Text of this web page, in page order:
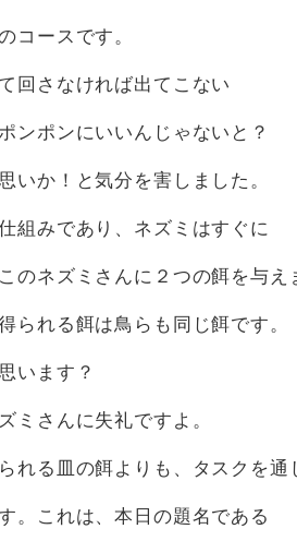
コースです。
回さなければ出てこない
ンポンにいいんじゃないと？
いか！と気分を害しました。
組みであり、ネズミはすぐに
ネズミさんに２つの餌を与え
られる餌は鳥らも同じ餌です。
います？
ミさんに失礼ですよ。
れる皿の餌よりも、タスクを通
。これは、本日の題名である